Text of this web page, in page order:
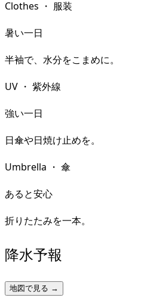
Clothes ・ 服装
暑い一日
半袖で、水分をこまめに。
UV ・ 紫外線
強い一日
日傘や日焼け止めを。
Umbrella ・ 傘
あると安心
折りたたみを一本。
降水予報
地図で見る →